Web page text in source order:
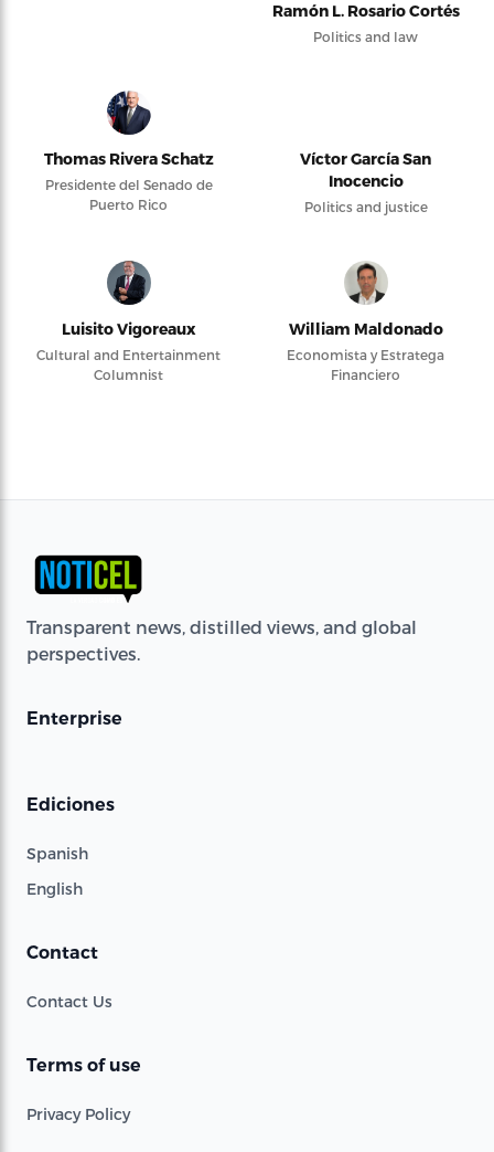
Ramón L. Rosario Cortés
Politics and law
Thomas Rivera Schatz
Presidente del Senado de
Puerto Rico
Víctor García San
Inocencio
Politics and justice
Luisito Vigoreaux
Cultural and Entertainment
Columnist
William Maldonado
Economista y Estratega
Financiero
Transparent news, distilled views, and global
perspectives.
Enterprise
Ediciones
Spanish
English
Contact
Contact Us
Terms of use
Privacy Policy